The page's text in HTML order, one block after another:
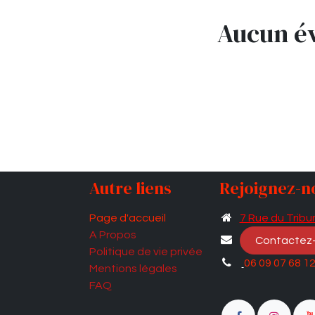
Aucun
Autre liens
Page d'accueil
A Propos
Politique de vie privée
Mentions légales
FAQ
Rejoignez-
7 Rue du
06 09 07 68 12